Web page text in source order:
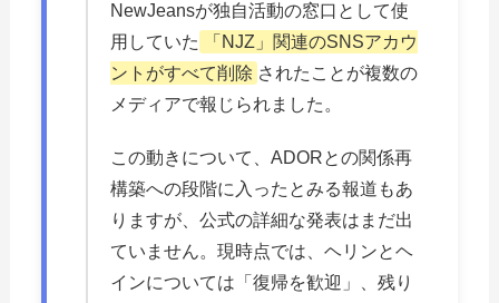
NewJeansが独自活動の窓口として使
用していた
「NJZ」関連のSNSアカウ
ントがすべて削除 されたことが複数の
メディアで報じられました。
この動きについて、ADORとの関係再
構築への段階に入ったとみる報道もあ
りますが、公式の詳細な発表はまだ出
ていません。現時点では、ヘリンとヘ
インについては「復帰を歓迎」、残り